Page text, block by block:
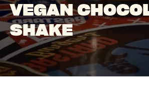
VEGAN
SHAKE